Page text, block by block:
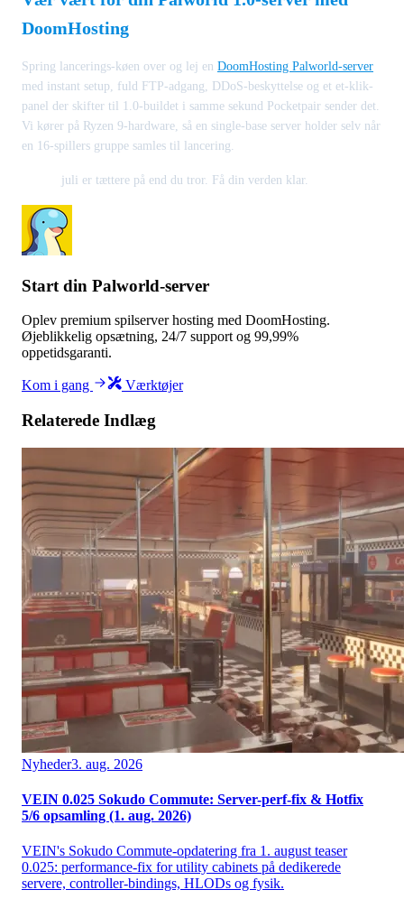
DoomHosting
Spring lancerings-køen over og lej en DoomHosting Palworld-server
med instant setup, fuld FTP-adgang, DDoS-beskyttelse og et et-klik-
panel der skifter til 1.0-buildet i samme sekund Pocketpair sender det.
Vi kører på Ryzen 9-hardware, så en single-base server holder selv når
en 16-spillers gruppe samles til lancering.
juli er tættere på end du tror. Få din verden klar.
Start din Palworld-server
Oplev premium spilserver hosting med DoomHosting.
Øjeblikkelig opsætning, 24/7 support og 99,99%
oppetidsgaranti.
Kom i gang Værktøjer
Relaterede Indlæg
Nyheder3. aug. 2026
VEIN 0.025 Sokudo Commute: Server-perf-fix & Hotfix
5/6 opsamling (1. aug. 2026)
VEIN's Sokudo Commute-opdatering fra 1. august teaser
0.025: performance-fix for utility cabinets på dedikerede
servere, controller-bindings, HLODs og fysik.